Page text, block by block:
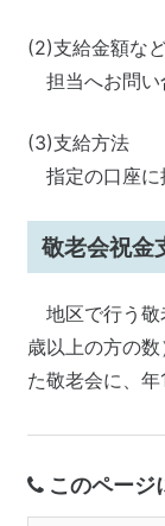
(2)支給金額な
担当へお問い
(3)支給方法
指定の口座に
敬老会祝金
地区で行う敬
歳以上の方の
た敬老会に、年
このページ